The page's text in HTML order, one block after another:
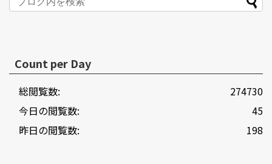
Count per Day
274730
総閲覧数:
45
今日の閲覧数:
198
昨日の閲覧数: